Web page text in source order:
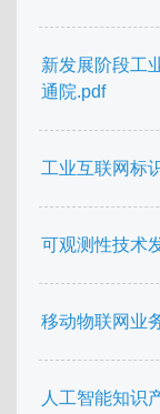
新发展阶段工
通院.pdf
工业互联网标
可观测性技术
移动物联网业
人工智能知识